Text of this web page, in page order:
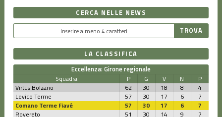
CERCA NELLE NEWS
LA CLASSIFICA
Eccellenza: Girone regionale
Squadra P G V N
P
Virtus Bolzano
62 30 18 8
4
Levico Terme
57 30 17 6
7
Comano Terme Fiavé
57 30 17 6
7
Rovereto
51 30 14 9 7